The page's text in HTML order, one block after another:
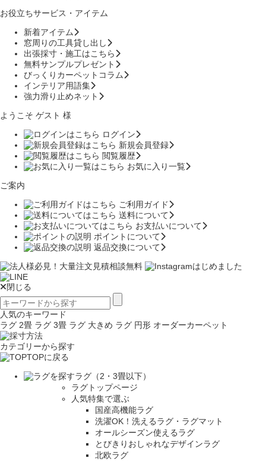
お役立ちサービス・アイテム
新着アイテム
窓周りの工具貸し出し
出張採寸・施工はこちら
無料サンプルプレゼント
びっくりカーペットコラム
インテリア用語集
強力滑り止めネット
ようこそ ゲスト 様
ログイン
新規会員登録
閲覧履歴
お気に入り一覧
ご案内
ご利用ガイド
送料について
お支払いについて
ポイントについて
返品交換について
閉じる
人気のキーワード
ラグ 2畳 ラグ 3畳 ラグ 大きめ ラグ 円形 オーダーカーペット
カテゴリーから探す
TOPに戻る
ラグ（2・3畳以下）
ラグトップページ
人気特集で選ぶ
国産高機能ラグ
洗濯OK！洗えるラグ・ラグマット
オールシーズン使えるラグ
とびきりおしゃれなデザインラグ
北欧ラグ